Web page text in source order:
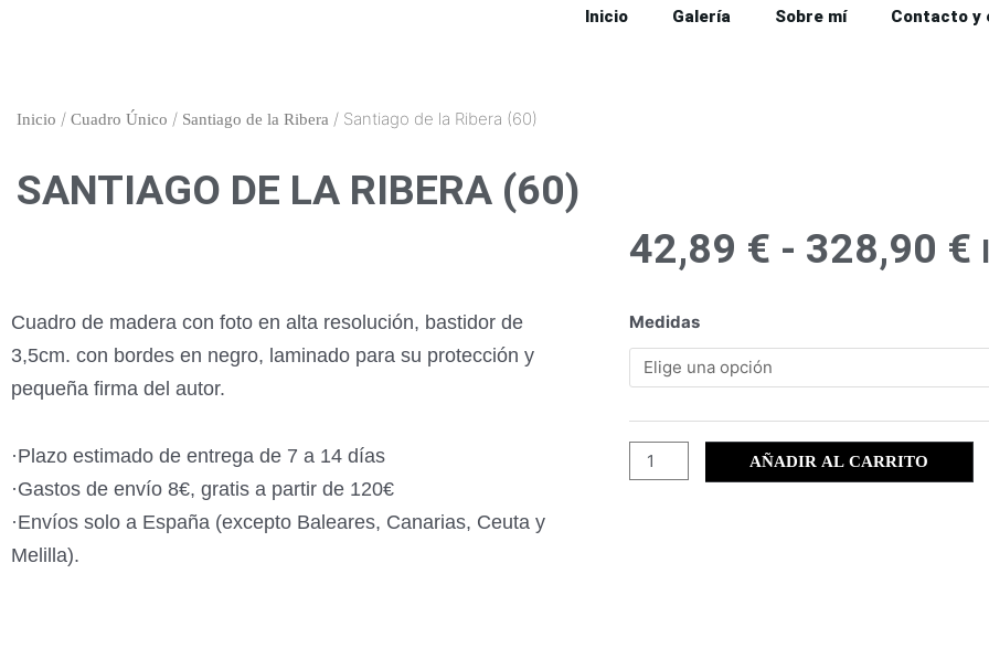
Inicio Galería Sobre mí Contacto y
Inicio / Cuadro Único / Santiago de la Ribera / Santiago de la Ribera (60)
SANTIAGO DE LA RIBERA (60)
Cuadro de madera con foto en alta resolución, bastidor de
3,5cm. con bordes en negro, laminado para su protección y
pequeña firma del autor.
·Plazo estimado de entrega de 7 a 14 días
·Gastos de envío 8€, gratis a partir de 120€
·Envíos solo a España (excepto Baleares, Canarias, Ceuta y
Melilla).
42,89 € - 328,90 €
Medidas
Santiago
de
(60)
cantidad
AÑADIR AL CARRITO